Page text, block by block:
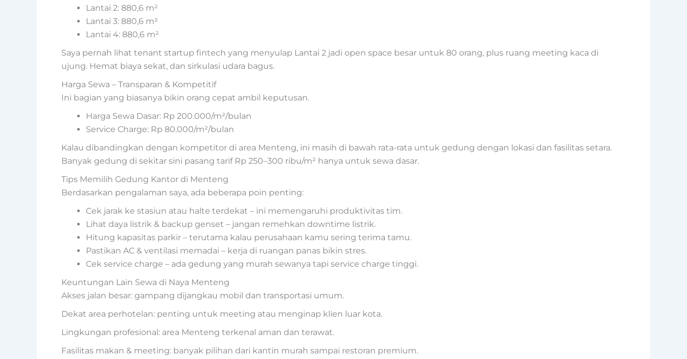
Lantai 2: 880,6 m²
Lantai 3: 880,6 m²
Lantai 4: 880,6 m²
Saya pernah lihat tenant startup fintech yang menyulap Lantai 2 jadi open space besar untuk 80 orang, plus ruang meeting kaca di
ujung. Hemat biaya sekat, dan sirkulasi udara bagus.
Harga Sewa – Transparan & Kompetitif
Ini bagian yang biasanya bikin orang cepat ambil keputusan.
Harga Sewa Dasar: Rp 200.000/m²/bulan
Service Charge: Rp 80.000/m²/bulan
Kalau dibandingkan dengan kompetitor di area Menteng, ini masih di bawah rata-rata untuk gedung dengan lokasi dan fasilitas setara.
Banyak gedung di sekitar sini pasang tarif Rp 250–300 ribu/m² hanya untuk sewa dasar.
Tips Memilih Gedung Kantor di Menteng
Berdasarkan pengalaman saya, ada beberapa poin penting:
Cek jarak ke stasiun atau halte terdekat – ini memengaruhi produktivitas tim.
Lihat daya listrik & backup genset – jangan remehkan downtime listrik.
Hitung kapasitas parkir – terutama kalau perusahaan kamu sering terima tamu.
Pastikan AC & ventilasi memadai – kerja di ruangan panas bikin stres.
Cek service charge – ada gedung yang murah sewanya tapi service charge tinggi.
Keuntungan Lain Sewa di Naya Menteng
Akses jalan besar: gampang dijangkau mobil dan transportasi umum.
Dekat area perhotelan: penting untuk meeting atau menginap klien luar kota.
Lingkungan profesional: area Menteng terkenal aman dan terawat.
Fasilitas makan & meeting: banyak pilihan dari kantin murah sampai restoran premium.